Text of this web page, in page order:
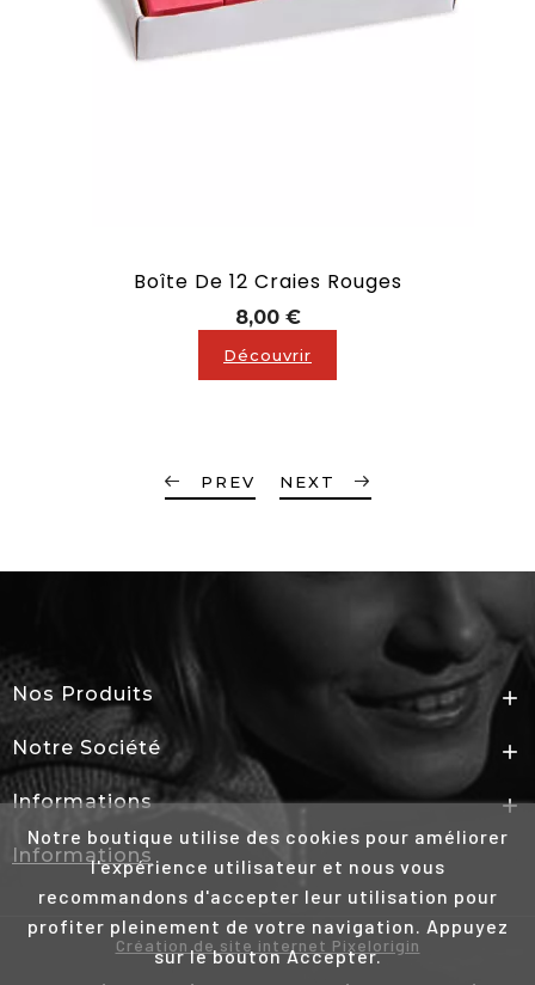
Notre boutique utilise des cookies pour améliorer
l'expérience utilisateur et nous vous
recommandons d'accepter leur utilisation pour
profiter pleinement de votre navigation. Appuyez
sur le bouton Accepter.
Boîte De 12 Craies Rouges
8,00 €Prix
Découvrir
PREV NEXT
Nos Produits 
Notre Société 
Informations 
Informations
Création de site internet Pixelorigin